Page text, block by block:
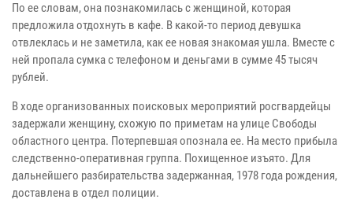
По ее словам, она познакомилась с женщиной, которая
предложила отдохнуть в кафе. В какой-то период девушка
отвлеклась и не заметила, как ее новая знакомая ушла. Вместе с
ней пропала сумка с телефоном и деньгами в сумме 45 тысяч
рублей.
В ходе организованных поисковых мероприятий росгвардейцы
задержали женщину, схожую по приметам на улице Свободы
областного центра. Потерпевшая опознала ее. На место прибыла
следственно-оперативная группа. Похищенное изъято. Для
дальнейшего разбирательства задержанная, 1978 года рождения,
доставлена в отдел полиции.